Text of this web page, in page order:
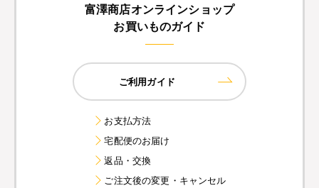
富澤商店オンラインショップ
お買いものガイド
ご利用ガイド
お支払方法
宅配便のお届け
返品・交換
ご注文後の変更・キャンセル